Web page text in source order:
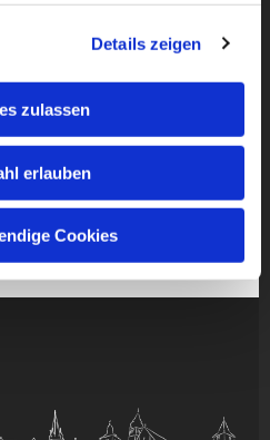
Details zeigen
zulassen
erlauben
Cookies